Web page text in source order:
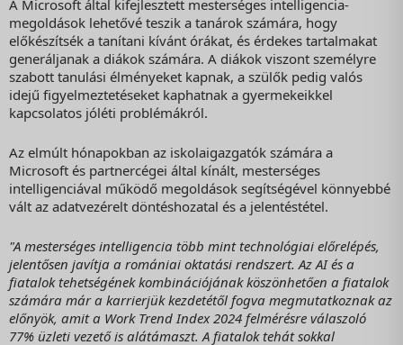
A Microsoft által kifejlesztett mesterséges intelligencia-
megoldások lehetővé teszik a tanárok számára, hogy
előkészítsék a tanítani kívánt órákat, és érdekes tartalmakat
generáljanak a diákok számára. A diákok viszont személyre
szabott tanulási élményeket kapnak, a szülők pedig valós
idejű figyelmeztetéseket kaphatnak a gyermekeikkel
kapcsolatos jóléti problémákról.
Az elmúlt hónapokban az iskolaigazgatók számára a
Microsoft és partnercégei által kínált, mesterséges
intelligenciával működő megoldások segítségével könnyebbé
vált az adatvezérelt döntéshozatal és a jelentéstétel.
"A mesterséges intelligencia több mint technológiai előrelépés,
jelentősen javítja a romániai oktatási rendszert. Az AI és a
fiatalok tehetségének kombinációjának köszönhetően a fiatalok
számára már a karrierjük kezdetétől fogva megmutatkoznak az
előnyök, amit a Work Trend Index 2024 felmérésre válaszoló
77% üzleti vezető is alátámaszt. A fiatalok tehát sokkal